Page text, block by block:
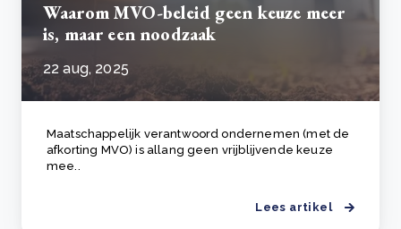
Waarom MVO-beleid geen keuze meer
is, maar een noodzaak
22 aug, 2025
Maatschappelijk verantwoord ondernemen (met de
afkorting MVO) is allang geen vrijblijvende keuze
mee..
Lees artikel